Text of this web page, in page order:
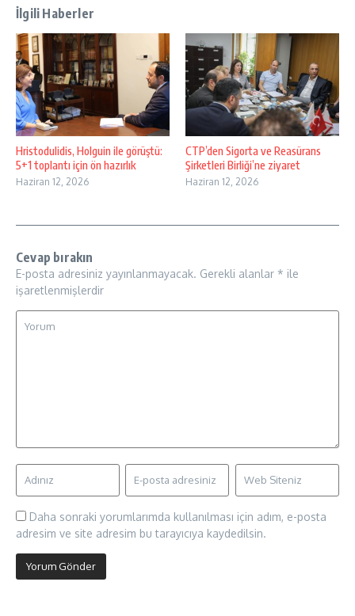
İlgili Haberler
Hristodulidis, Holguin ile görüştü:
5+1 toplantı için ön hazırlık
Haziran 12, 2026
CTP’den Sigorta ve Reasürans
Şirketleri Birliği’ne ziyaret
Haziran 12, 2026
Cevap bırakın
E-posta adresiniz yayınlanmayacak. Gerekli alanlar * ile
işaretlenmişlerdir
Daha sonraki yorumlarımda kullanılması için adım, e-posta
adresim ve site adresim bu tarayıcıya kaydedilsin.